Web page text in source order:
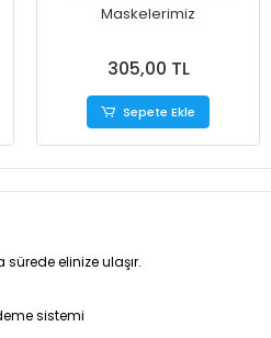
Maskelerimiz
305,00 TL
Sepete Ekle
sürede elinize ulaşır.
sistemi